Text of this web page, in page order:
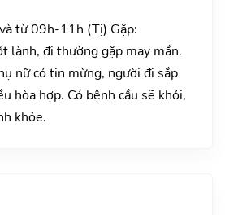
từ 09h-11h (Tị) Gặp:
lành, đi thường gặp may mắn.
nữ có tin mừng, người đi sắp
hòa hợp. Có bệnh cầu sẽ khỏi,
khỏe.